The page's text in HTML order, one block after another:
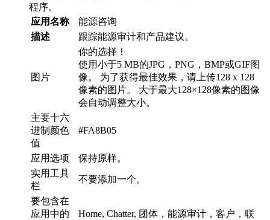
程序。
应用名称
能源咨询
描述
跟踪能源审计和产品建议。
图片
你的选择！
使用小于5 MB的JPG，PNG，BMP或GIF图
像。 为了获得最佳效果，请上传128 x 128
像素的图片。 大于最大128×128像素的图像
会自动调整大小。
主要十六
进制颜色
值
#FA8B05
应用选项
保持原样。
实用工具
栏
不要添加一个。
要包含在
应用中的
Home, Chatter, 团体，能源审计，客户，联